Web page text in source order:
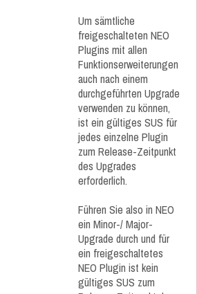
Um sämtliche
freigeschalteten NEO
Plugins mit allen
Funktionserweiterungen
auch nach einem
durchgeführten Upgrade
verwenden zu können,
ist ein gültiges SUS für
jedes einzelne Plugin
zum Release-Zeitpunkt
des Upgrades
erforderlich.
Führen Sie also in NEO
ein Minor-/ Major-
Upgrade durch und für
ein freigeschaltetes
NEO Plugin ist kein
gültiges SUS zum